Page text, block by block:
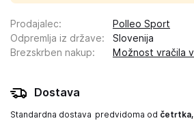
Prodajalec:
Polleo Sport
Odpremlja iz države:
Slovenija
Brezskrben nakup: Možnost vračila
Dostava
Standardna dostava predvidoma od četrtka,